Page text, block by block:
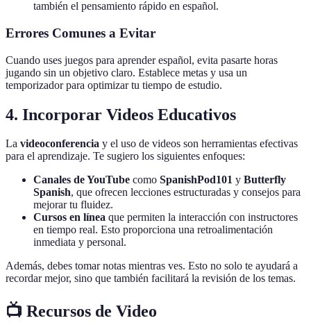
también el pensamiento rápido en español.
Errores Comunes a Evitar
Cuando uses juegos para aprender español, evita pasarte horas
jugando sin un objetivo claro. Establece metas y usa un
temporizador para optimizar tu tiempo de estudio.
4. Incorporar Videos Educativos
La videoconferencia y el uso de videos son herramientas efectivas
para el aprendizaje. Te sugiero los siguientes enfoques:
Canales de YouTube como SpanishPod101 y Butterfly
Spanish, que ofrecen lecciones estructuradas y consejos para
mejorar tu fluidez.
Cursos en línea que permiten la interacción con instructores
en tiempo real. Esto proporciona una retroalimentación
inmediata y personal.
Además, debes tomar notas mientras ves. Esto no solo te ayudará a
recordar mejor, sino que también facilitará la revisión de los temas.
📺 Recursos de Video